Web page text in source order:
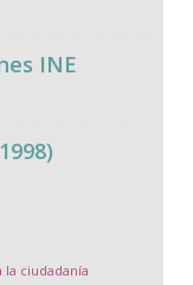
INE
la ciudadanía